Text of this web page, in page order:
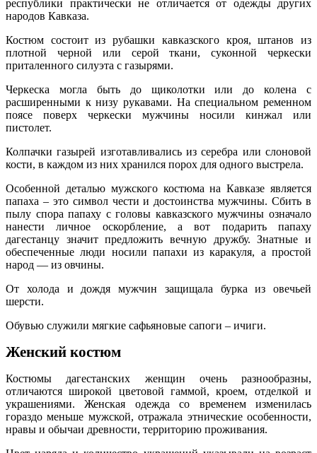
республики практически не отличается от одежды других
народов Кавказа.
Костюм состоит из рубашки кавказского кроя, штанов из
плотной черной или серой ткани, суконной черкески
приталенного силуэта с газырями.
Черкеска могла быть до щиколотки или до колена с
расширенными к низу рукавами. На специальном ременном
поясе поверх черкески мужчины носили кинжал или
пистолет.
Колпачки газырей изготавливались из серебра или слоновой
кости, в каждом из них хранился порох для одного выстрела.
Особенной деталью мужского костюма на Кавказе является
папаха – это символ чести и достоинства мужчины. Сбить в
пылу спора папаху с головы кавказского мужчины означало
нанести личное оскорбление, а вот подарить папаху
дагестанцу значит предложить вечную дружбу. Знатные и
обеспеченные люди носили папахи из каракуля, а простой
народ — из овчины.
От холода и дождя мужчин защищала бурка из овечьей
шерсти.
Обувью служили мягкие сафьяновые сапоги – ичиги.
Женский костюм
Костюмы дагестанских женщин очень разнообразны,
отличаются широкой цветовой гаммой, кроем, отделкой и
украшениями. Женская одежда со временем изменилась
гораздо меньше мужской, отражала этнические особенности,
нравы и обычаи древности, территорию проживания.